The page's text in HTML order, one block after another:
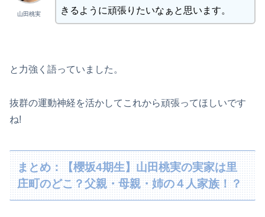
山田桃実
きるように頑張りたいなぁと思います。
と力強く語っていました。
抜群の運動神経を活かしてこれから頑張ってほしいです
ね!
まとめ：【櫻坂4期生】山田桃実の実家は里
庄町のどこ？父親・母親・姉の４人家族！？